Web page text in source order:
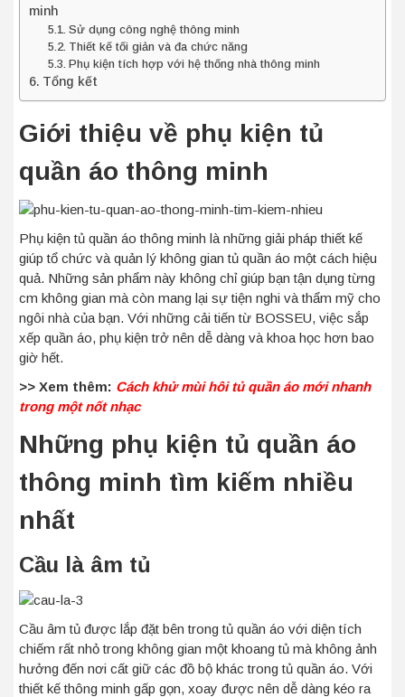
minh
Sử dụng công nghệ thông minh
Thiết kế tối giản và đa chức năng
Phụ kiện tích hợp với hệ thống nhà thông minh
Tổng kết
Giới thiệu về phụ kiện tủ
quần áo thông minh
Phụ kiện tủ quần áo thông minh là những giải pháp thiết kế
giúp tổ chức và quản lý không gian tủ quần áo một cách hiệu
quả. Những sản phẩm này không chỉ giúp bạn tận dụng từng
cm không gian mà còn mang lại sự tiện nghi và thẩm mỹ cho
ngôi nhà của bạn. Với những cải tiến từ BOSSEU, việc sắp
xếp quần áo, phụ kiện trở nên dễ dàng và khoa học hơn bao
giờ hết.
>> Xem thêm: Cách khử mùi hôi tủ quần áo mới nhanh
trong một nốt nhạc
Những phụ kiện tủ quần áo
thông minh tìm kiếm nhiều
nhất
Cầu là âm tủ
Cầu âm tủ được lắp đặt bên trong tủ quần áo với diện tích
chiếm rất nhỏ trong không gian một khoang tủ mà không ảnh
hưởng đến nơi cất giữ các đồ bộ khác trong tủ quần áo. Với
thiết kế thông minh gấp gọn, xoay được nên dễ dàng kéo ra